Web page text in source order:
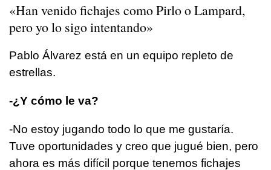
«Han venido fichajes como Pirlo o Lampard,
pero yo lo sigo intentando»
Pablo Álvarez está en un equipo repleto de
estrellas.
-¿Y cómo le va?
-No estoy jugando todo lo que me gustaría.
Tuve oportunidades y creo que jugué bien, pero
ahora es más difícil porque tenemos fichajes